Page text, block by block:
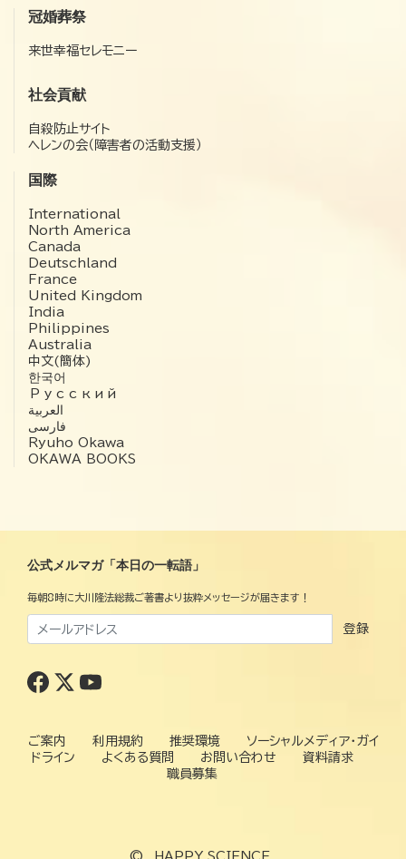
冠婚葬祭
来世幸福セレモニー
社会貢献
自殺防止サイト
ヘレンの会（障害者の活動支援）
国際
International
North America
Canada
Deutschland
France
United Kingdom
India
Philippines
Australia
中文(簡体)
한국어
Русский
العربية‏
فارسی
Ryuho Okawa
OKAWA BOOKS
公式メルマガ「本日の一転語」
毎朝8時に大川隆法総裁ご著書より抜粋メッセージが届きます！
登録
ご案内 利用規約 推奨環境
ソーシャルメディア・ガイ
ドライン
よくある質問 お問い合わせ
資料請求
職員募集